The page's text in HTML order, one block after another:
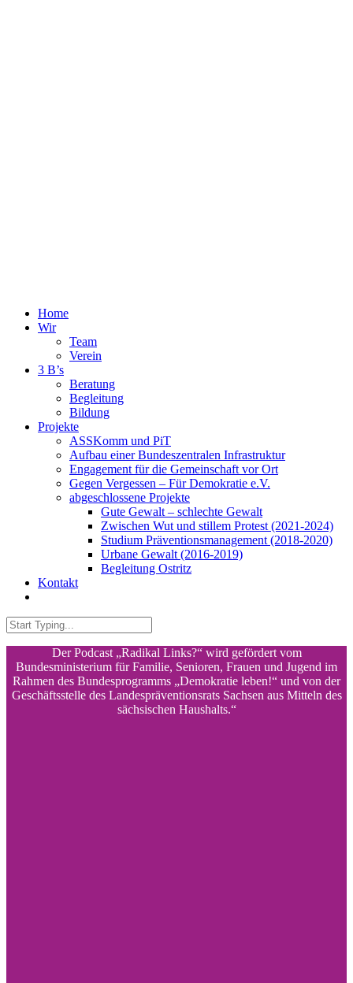
Home
Wir
Team
Verein
3 B’s
Beratung
Begleitung
Bildung
Projekte
ASSKomm und PiT
Aufbau einer Bundeszentralen Infrastruktur
Engagement für die Gemeinschaft vor Ort
Gegen Vergessen – Für Demokratie e.V.
abgeschlossene Projekte
Gute Gewalt – schlechte Gewalt
Zwischen Wut und stillem Protest (2021-2024)
Studium Präventionsmanagement (2018-2020)
Urbane Gewalt (2016-2019)
Begleitung Ostritz
Kontakt
Der Podcast „Radikal Links?“ wird gefördert vom
Bundesministerium für Familie, Senioren, Frauen und Jugend im
Rahmen des Bundesprogramms „Demokratie leben!“ und von der
Geschäftsstelle des Landespräventionsrats Sachsen aus Mitteln des
sächsischen Haushalts.“